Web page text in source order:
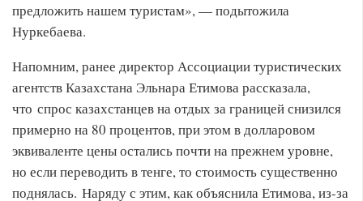
предложить нашем туристам», — подытожила
Нуркебаева.
Напомним, ранее директор Ассоциации туристических
агентств Казахстана Эльнара Етимова рассказала,
что спрос казахстанцев на отдых за границей снизился
примерно на 80 процентов, при этом в долларовом
эквиваленте цены остались почти на прежнем уровне,
но если переводить в тенге, то стоимость существенно
поднялась. Наряду с этим, как объяснила Етимова, из-за